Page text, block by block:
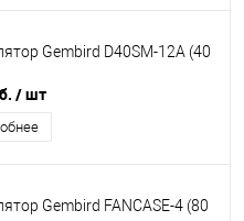
Gembird D40SM-12A (40
/ шт
Gembird FANCASE-4 (80